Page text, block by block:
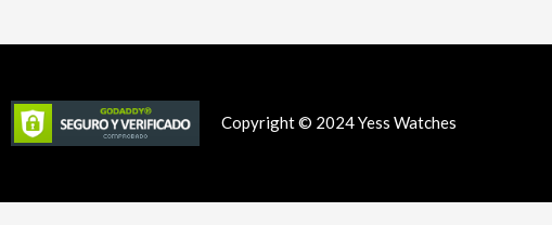
Copyright © 2024 Yess Watches